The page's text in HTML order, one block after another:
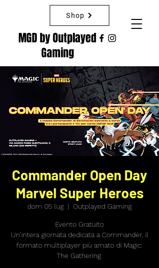
MGD by Outplayed
Gaming
Shop
Commander Open Day
Marvel Super Heroes
dom 05 lug
  |
Outplayed Gaming
Evento Gratuito
Un’intera giornata dedicata a Commander, il
formato multiplayer più amato di Magic:
The Gathering.